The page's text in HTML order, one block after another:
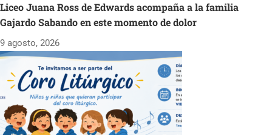
Liceo Juana Ross de Edwards acompaña a la familia
Gajardo Sabando en este momento de dolor
9 agosto, 2026